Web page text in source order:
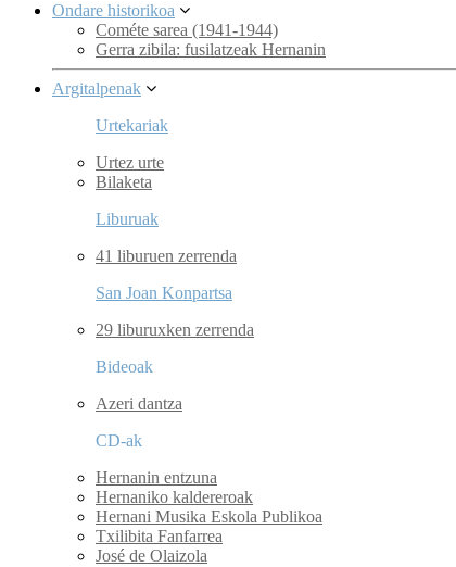
Ondare historikoa
Cométe sarea (1941-1944)
Gerra zibila: fusilatzeak Hernanin
Argitalpenak
Urtekariak
Urtez urte
Bilaketa
Liburuak
41 liburuen zerrenda
San Joan Konpartsa
29 liburuxken zerrenda
Bideoak
Azeri dantza
CD-ak
Hernanin entzuna
Hernaniko kaldereroak
Hernani Musika Eskola Publikoa
Txilibita Fanfarrea
José de Olaizola